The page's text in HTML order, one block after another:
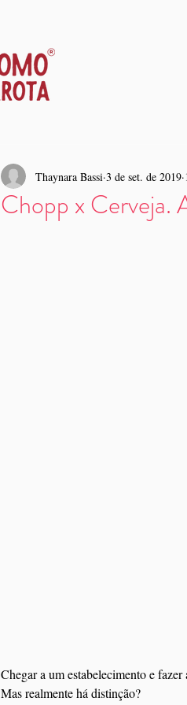
Chopp x Cerveja.
Thaynara Bassi 3 de set. de 2019
Chegar a um estabelecimento e
Mas realmente há distinção?